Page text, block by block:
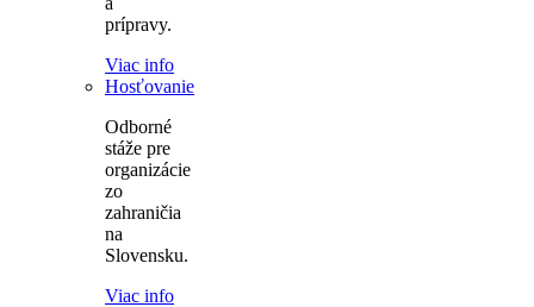
prípravy.
Viac info
Hosťovanie
Odborné
stáže pre
organizácie
zo
zahraničia
na
Slovensku.
Viac info